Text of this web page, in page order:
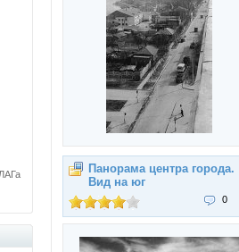
Панорама центра города.
Вид на юг
0